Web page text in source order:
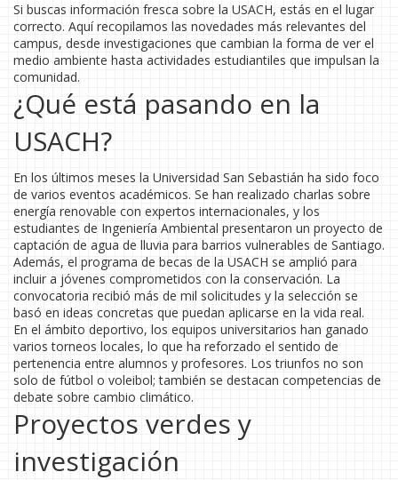
Si buscas información fresca sobre la USACH, estás en el lugar
correcto. Aquí recopilamos las novedades más relevantes del
campus, desde investigaciones que cambian la forma de ver el
medio ambiente hasta actividades estudiantiles que impulsan la
comunidad.
¿Qué está pasando en la
USACH?
En los últimos meses la Universidad San Sebastián ha sido foco
de varios eventos académicos. Se han realizado charlas sobre
energía renovable con expertos internacionales, y los
estudiantes de Ingeniería Ambiental presentaron un proyecto de
captación de agua de lluvia para barrios vulnerables de Santiago.
Además, el programa de becas de la USACH se amplió para
incluir a jóvenes comprometidos con la conservación. La
convocatoria recibió más de mil solicitudes y la selección se
basó en ideas concretas que puedan aplicarse en la vida real.
En el ámbito deportivo, los equipos universitarios han ganado
varios torneos locales, lo que ha reforzado el sentido de
pertenencia entre alumnos y profesores. Los triunfos no son
solo de fútbol o voleibol; también se destacan competencias de
debate sobre cambio climático.
Proyectos verdes y
investigación